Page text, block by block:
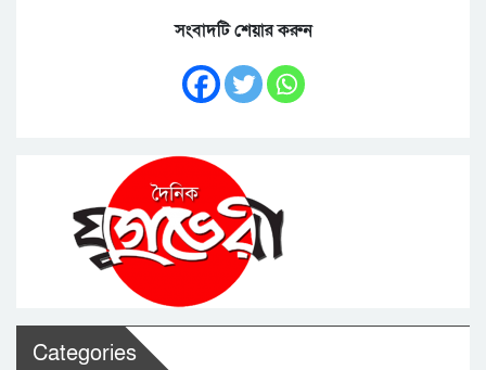
সংবাদটি শেয়ার করুন
Categories